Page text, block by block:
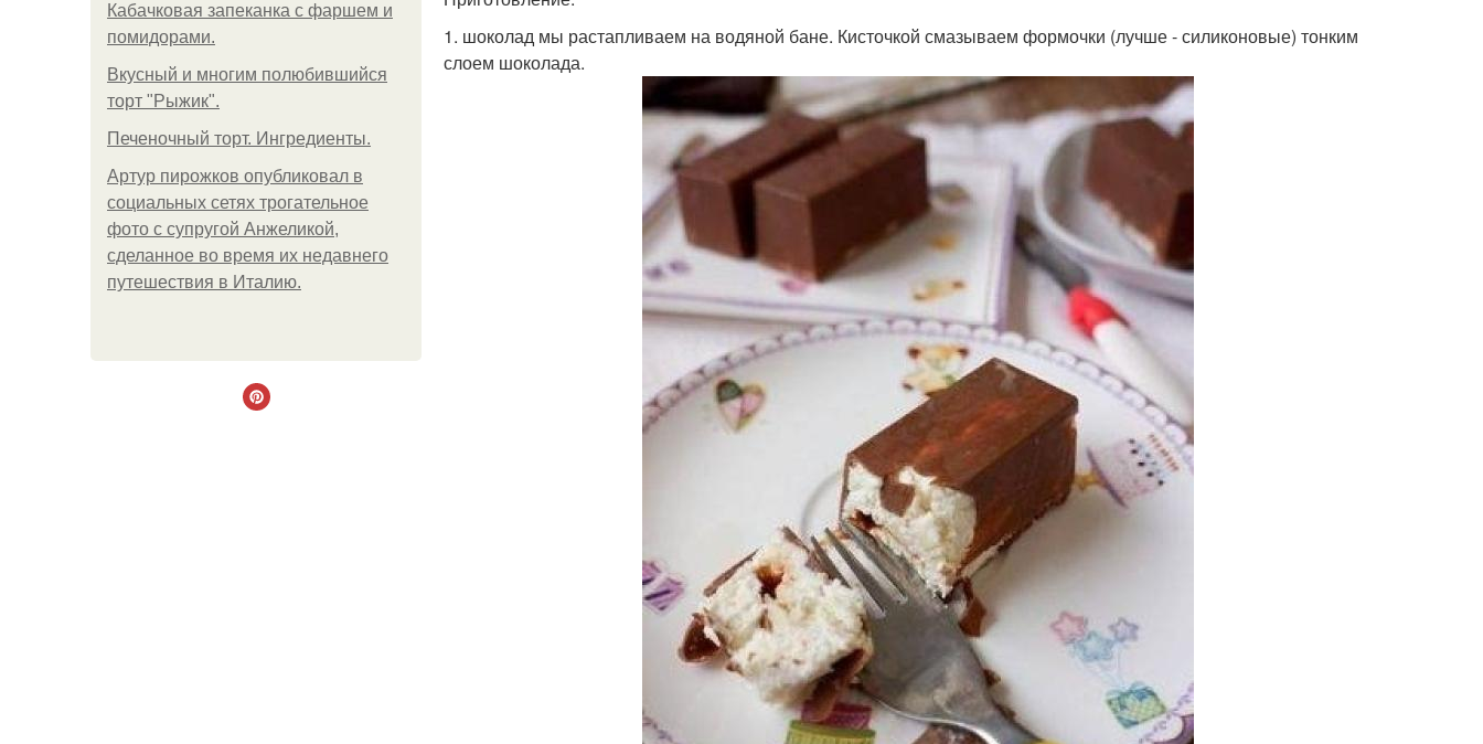
Кабачковая запеканка с фаршем и
помидорами.
Вкусный и многим полюбившийся
торт "Рыжик".
Печеночный торт. Ингредиенты.
Артур пирожков опубликовал в
социальных сетях трогательное
фото с супругой Анжеликой,
сделанное во время их недавнего
путешествия в Италию.
1. шоколад мы растапливаем на водяной бане. Кисточкой смазываем формочки (лучше - силиконовые) тонким
слоем шоколада.